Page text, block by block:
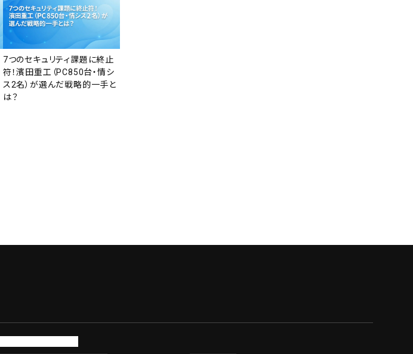
7つのセキュリティ課題に終止
符！濱田重工（PC850台・情シ
ス2名）が選んだ戦略的一手と
は？